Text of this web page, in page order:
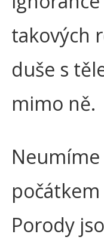
takových
duše s
mimo ně.
Porody